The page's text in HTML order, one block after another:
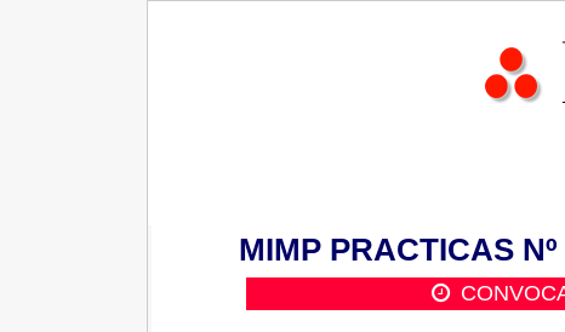
MIMP PRACTICAS